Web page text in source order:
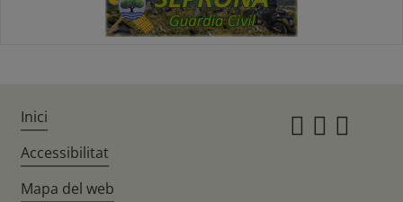
Inici
Accessibilitat
Mapa del web